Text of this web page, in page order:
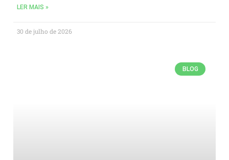
LER MAIS »
30 de julho de 2026
BLOG